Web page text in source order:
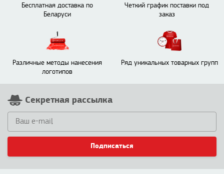
Бесплатная доставка по
Беларуси
Четкий график поставки под
заказ
Различные методы нанесения
логотипов
Ряд уникальных товарных групп
Секретная рассылка
Подписаться